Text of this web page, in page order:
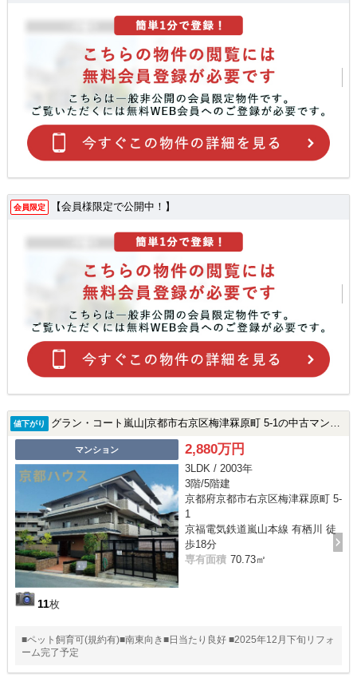
会員限定 【会員様限定で公開中！】
値下がり グラン・コート嵐山|京都市右京区梅津罧原町 5-1の中古マンション
マンション
11枚
2,880万円
3LDK / 2003年
3階/5階建
京都府京都市右京区梅津罧原町 5-
1
京福電気鉄道嵐山本線 有栖川 徒
歩18分
専有面積 70.73㎡
■ペット飼育可(規約有)■南東向き■日当たり良好 ■2025年12月下旬リフォ
ーム完了予定